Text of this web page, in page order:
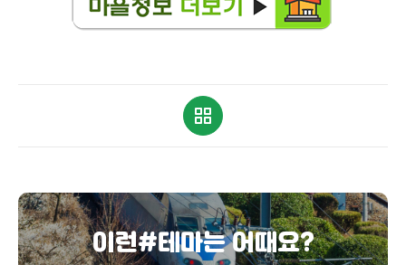
이런#테마는 어때요?